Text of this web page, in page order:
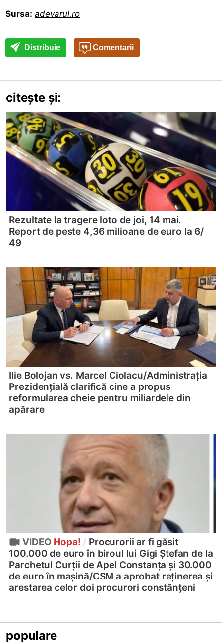
Sursa: adevarul.ro
Distribuie Comentarii
citește și:
Rezultate la tragere loto de joi, 14 mai.
Report de peste 4,36 milioane de euro la 6/
49
Ilie Bolojan vs. Marcel Ciolacu/Administrația
Prezidențială clarifică cine a propus
reformularea cheie pentru miliardele din
apărare
VIDEO Hopa! / Procurorii ar fi găsit
100.000 de euro în biroul lui Gigi Ștefan de la
Parchetul Curții de Apel Constanța și 30.000
de euro în mașină/CSM a aprobat reținerea și
arestarea celor doi procurori constănțeni
populare